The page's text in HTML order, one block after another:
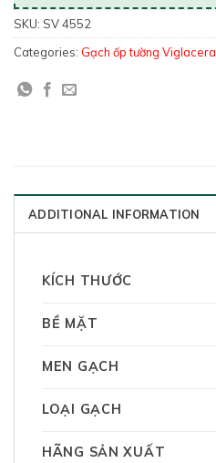
SKU: SV 4552
Categories: Gạch ốp tường Viglacera
ADDITIONAL INFORMATION
KÍCH THƯỚC
BỀ MẶT
MEN GẠCH
LOẠI GẠCH
HÃNG SẢN XUẤT